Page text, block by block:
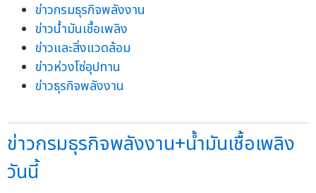
ข่าวกรมธุรกิจพลังงาน
ข่าวน้ำมันเชื้อเพลิง
ข่าวและสิ่งแวดล้อม
ข่าวห่วงโซ่อุปทาน
ข่าวธุรกิจพลังงาน
ข่าวกรมธุรกิจพลังงาน+น้ำมันเชื้อเพลิง
วันนี้